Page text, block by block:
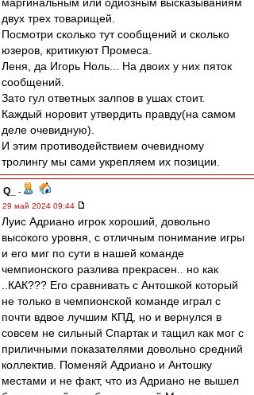
двух трех товарищей.
Посмотри сколько тут сообщений и сколько
юзеров, критикуют Промеса.
Леня, да Игорь Ноль... На двоих у них пяток
сообщений.
Зато гул ответных залпов в ушах стоит.
Каждый норовит утвердить правду(на самом
деле очевидную).
И этим противодействием очевидному
тролингу мы сами укрепляем их позиции.
Q_
-
29 май 2024 09:44
Луис Адриано игрок хороший, довольно
высокого уровня, с отличным понимание игры
и его миг по сути в нашей команде
чемпионского разлива прекрасен.. но как
..КАК??? Его сравнивать с Антошкой который
не только в чемпионской команде играл с
почти вдвое лучшим КПД, но и вернулся в
совсем не сильный Спартак и тащил как мог с
приличными показателями довольно средний
коллектив. Поменяй Адриано и Антошку
местами и не факт, что из Адриано не вышел